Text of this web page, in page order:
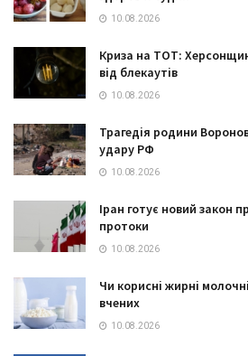
10.08.2026
Криза на ТОТ:
від блекаутів
10.08.2026
Трагедія родини
удару РФ
10.08.2026
Іран готує новий закон
протоки
10.08.2026
Чи корисні жирні
вчених
10.08.2026